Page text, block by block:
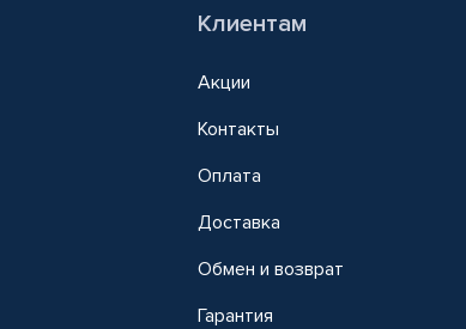
Клиентам
Акции
Контакты
Оплата
Доставка
Обмен и возврат
Гарантия